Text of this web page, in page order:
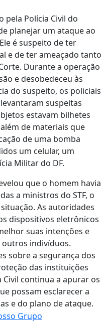
pela Polícia Civil do
planejar um ataque ao
é suspeito de ter
e de ter ameaçado tanto
Durante a operação
e desobedeceu às
do suspeito, os policiais
suspeitas
estavam bilhetes
de materiais que
de uma bomba
um celular, um
Militar do DF.
que o homem havia
a ministros do STF, o
As autoridades
dispositivos eletrônicos
suas intenções e
outros indivíduos.
sobre a segurança dos
das instituições
Civil continua a apurar os
possam esclarecer a
e do plano de ataque.